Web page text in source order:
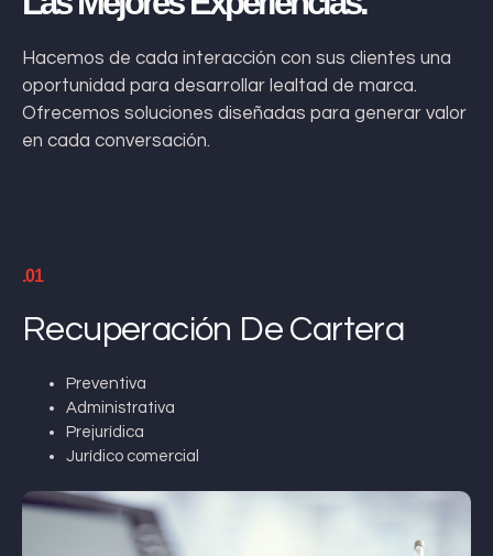
Hacemos de cada interacción con sus clientes una
oportunidad para desarrollar lealtad de marca.
Ofrecemos soluciones diseñadas para generar valor
en cada conversación.
.01
Recuperación De Cartera
Preventiva
Administrativa
Prejurídica
Jurídico comercial